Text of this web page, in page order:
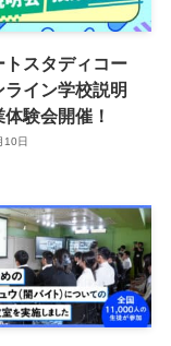
トスタディコー
ライン学校説明
験会開催！
10日